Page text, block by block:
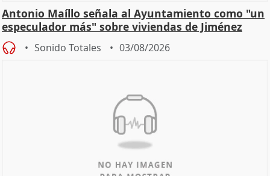
Antonio Maíllo señala al Ayuntamiento como "un
especulador más" sobre viviendas de Jiménez
Becerril
Sonido Totales 03/08/2026